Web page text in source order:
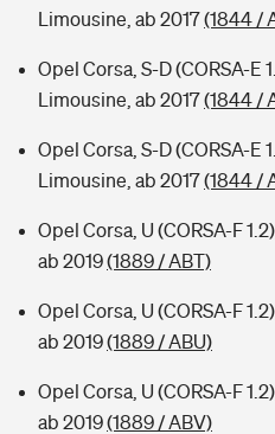
Limousine, ab 2017(1844 /
Opel Corsa, S-D (CORSA-E
Limousine, ab 2017(1844 /
Opel Corsa, S-D (CORSA-E
Limousine, ab 2017(1844 /
Opel Corsa, U (CORSA-F
ab 2019(1889 / ABT)
Opel Corsa, U (CORSA-F
ab 2019(1889 / ABU)
Opel Corsa, U (CORSA-F
ab 2019(1889 / ABV)